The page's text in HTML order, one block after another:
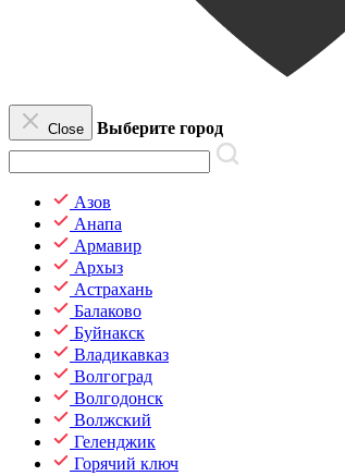
Close Выберите город
Азов
Анапа
Армавир
Архыз
Астрахань
Балаково
Буйнакск
Владикавказ
Волгоград
Волгодонск
Волжский
Геленджик
Горячий ключ